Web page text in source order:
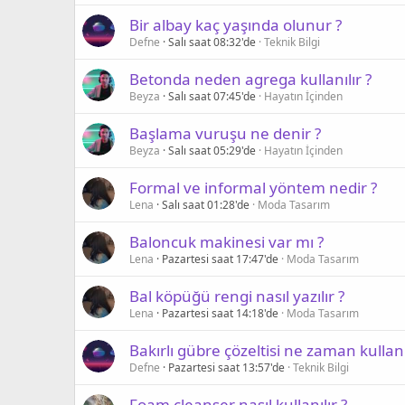
Bir albay kaç yaşında olunur ?
Defne Salı saat 08:32'de Teknik Bilgi
Betonda neden agrega kullanılır ?
Beyza Salı saat 07:45'de Hayatın İçinden
Başlama vuruşu ne denir ?
Beyza Salı saat 05:29'de Hayatın İçinden
Formal ve informal yöntem nedir ?
Lena Salı saat 01:28'de Moda Tasarım
Baloncuk makinesi var mı ?
Lena Pazartesi saat 17:47'de Moda Tasarım
Bal köpüğü rengi nasıl yazılır ?
Lena Pazartesi saat 14:18'de Moda Tasarım
Bakırlı gübre çözeltisi ne zaman
Defne Pazartesi saat 13:57'de Teknik Bilgi